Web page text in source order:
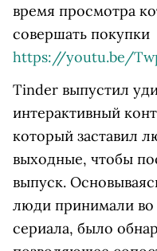
время просмотра
совершать покупки
https://youtu.be/
Tinder выпустил
интерактивный
который заставил
выходные, чтобы
выпуск.
люди принимали во
сериала, было